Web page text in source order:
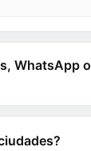
WhatsApp o